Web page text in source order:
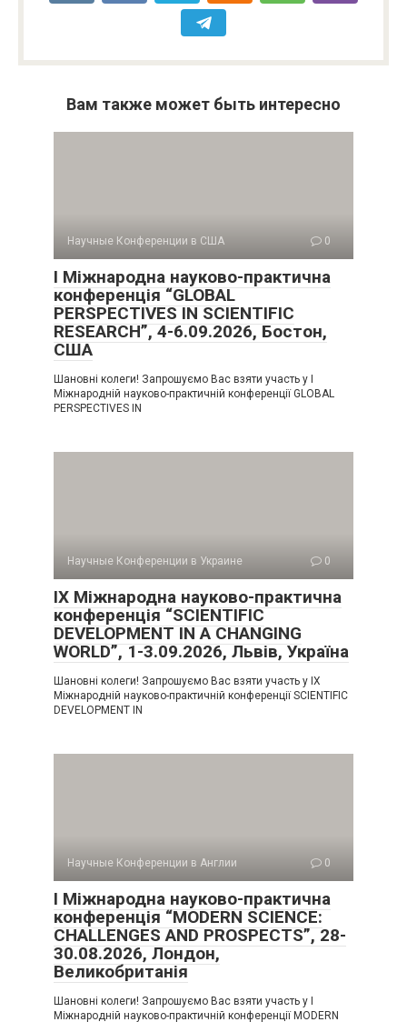
Вам также может быть интересно
Научные Конференции в США 0
I Міжнародна науково-практична
конференція “GLOBAL
PERSPECTIVES IN SCIENTIFIC
RESEARCH”, 4-6.09.2026, Бостон,
США
Шановні колеги! Запрошуємо Вас взяти участь у I
Міжнародній науково-практичній конференції GLOBAL
PERSPECTIVES IN
Научные Конференции в Украине 0
IX Міжнародна науково-практична
конференція “SCIENTIFIC
DEVELOPMENT IN A CHANGING
WORLD”, 1-3.09.2026, Львів, Україна
Шановні колеги! Запрошуємо Вас взяти участь у IX
Міжнародній науково-практичній конференції SCIENTIFIC
DEVELOPMENT IN
Научные Конференции в Англии 0
I Міжнародна науково-практична
конференція “MODERN SCIENCE:
CHALLENGES AND PROSPECTS”, 28-
30.08.2026, Лондон,
Великобританія
Шановні колеги! Запрошуємо Вас взяти участь у I
Міжнародній науково-практичній конференції MODERN